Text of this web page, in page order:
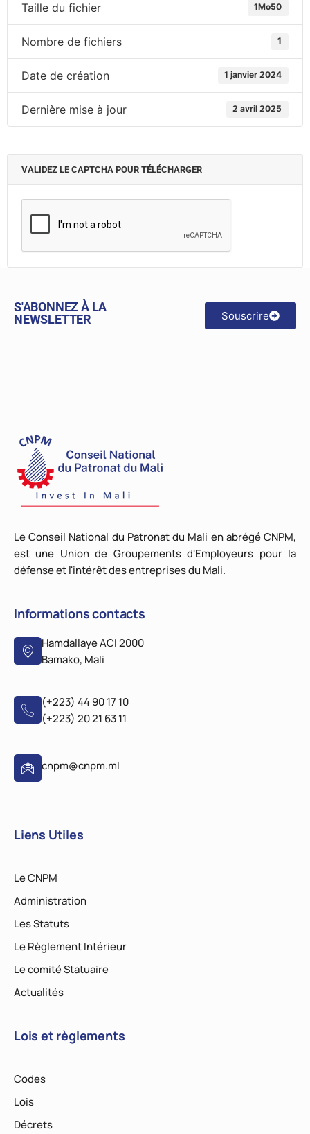
Taille du fichier 1Mo50
Nombre de fichiers 1
Date de création 1 janvier 2024
Dernière mise à jour 2 avril 2025
VALIDEZ LE CAPTCHA POUR TÉLÉCHARGER
S'ABONNEZ À LA
NEWSLETTER
Souscrire
Le Conseil National du Patronat du Mali en abrégé CNPM,
est une Union de Groupements d'Employeurs pour la
défense et l'intérêt des entreprises du Mali.
Informations contacts
Hamdallaye ACI 2000
Bamako, Mali
(+223) 44 90 17 10
(+223) 20 21 63 11
cnpm@cnpm.ml
Liens Utiles
Le CNPM
Administration
Les Statuts
Le Règlement Intérieur
Le comité Statuaire
Actualités
Lois et règlements
Codes
Lois
Décrets